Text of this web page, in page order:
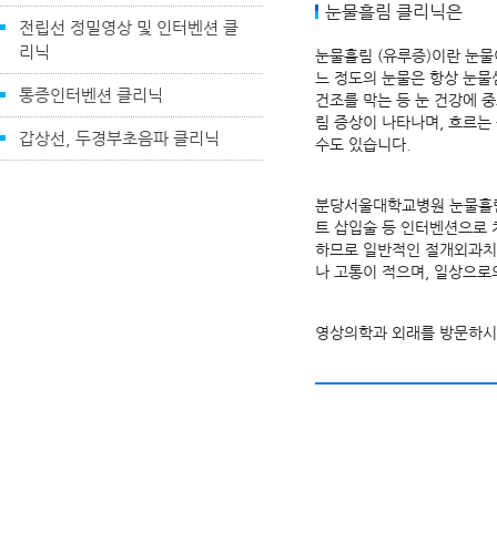
전립선 정밀영상 및 인터벤션 클
리닉
통증인터벤션 클리닉
갑상선, 두경부초음파 클리닉
눈물흘림 클리닉은
눈물흘림 (유루증)이란 눈
느 정도의 눈물은 항상 눈
건조를 막는 등 눈 건강에
림 증상이 나타나며, 흐르
수도 있습니다.
분당서울대학교병원 눈물
트 삽입술 등 인터벤션으로
하므로 일반적인 절개외과
나 고통이 적으며, 일상으
영상의학과 외래를 방문하